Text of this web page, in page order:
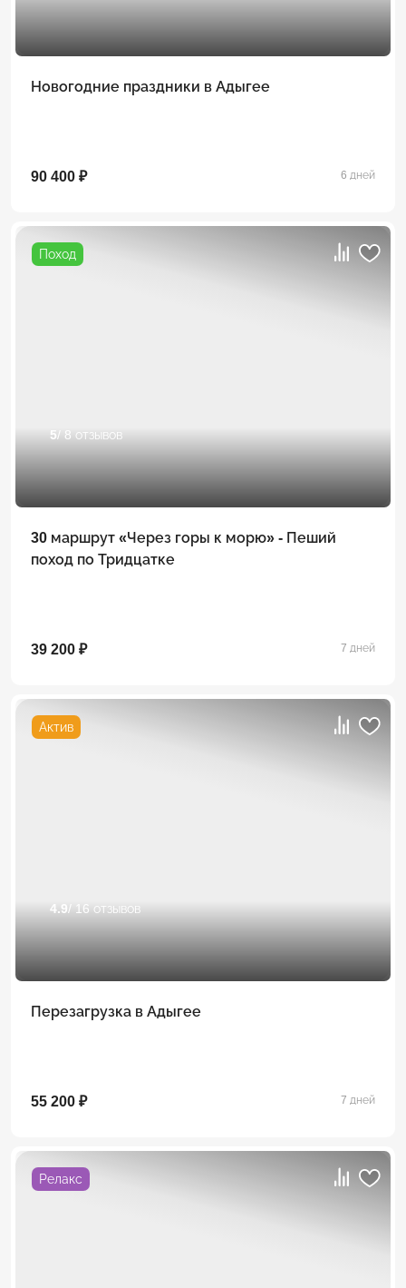
Новогодние праздники в Адыгее
90 400 ₽ 6 дней
Поход
5/ 8 отзывов
30 маршрут «Через горы к морю» - Пеший
поход по Тридцатке
39 200 ₽ 7 дней
Актив
4.9 / 16 отзывов
Перезагрузка в Адыгее
55 200 ₽ 7 дней
Релакс